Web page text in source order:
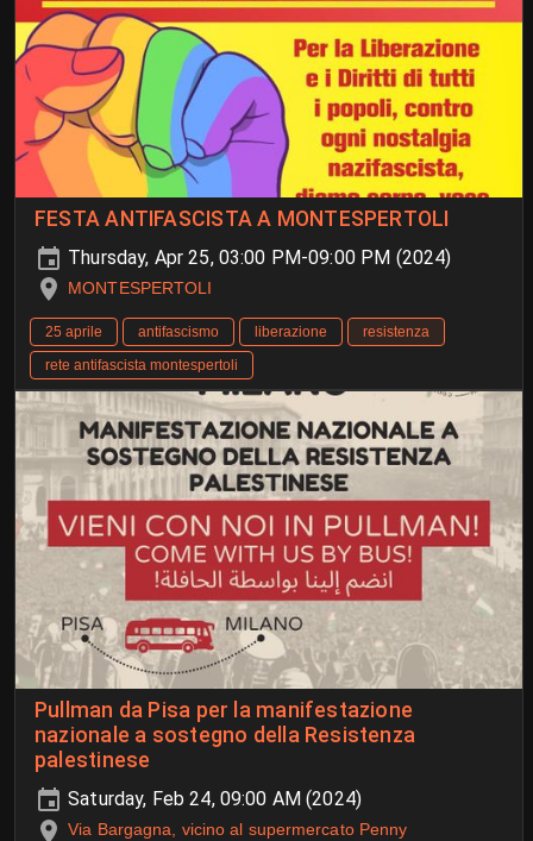
FESTA ANTIFASCISTA A MONTESPERTOLI
Thursday, Apr 25, 03:00 PM-09:00 PM (2024)
MONTESPERTOLI
25 aprile antifascismo liberazione
resistenza
rete antifascista montespertoli
Pullman da Pisa per la manifestazione
nazionale a sostegno della Resistenza
palestinese
Saturday, Feb 24, 09:00 AM (2024)
Via Bargagna, vicino al supermercato Penny